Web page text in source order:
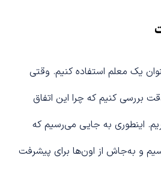
یک معلم استفاده کنیم. وقتی
بررسی کنیم که چرا این اتفاق
اینطوری به جایی می‌رسیم که
و به‌جاش از اون‌ها برای پیشرفت